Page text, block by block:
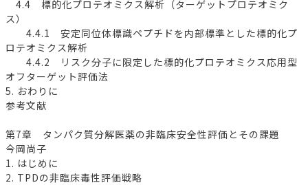
4.4 標的化プロテオミクス解析（ターゲットプロテオミク
ス）
4.4.1 安定同位体標識ペプチドを内部標準とした標的化プ
ロテオミクス解析
4.4.2 リスク分子に限定した標的化プロテオミクス応用型
オフターゲット評価法
5. おわりに
参考文献
第7章 タンパク質分解医薬の非臨床安全性評価とその課題
今岡尚子
1. はじめに
2. TPDの非臨床毒性評価戦略